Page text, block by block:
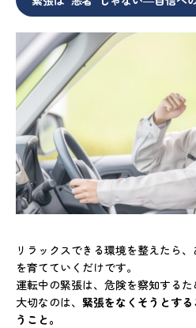
リラックスできる環境を整えたら、
を育てていくだけです。
運転中の緊張は、危険を察知するた
大切なのは、 緊張をなくそうとす
うこと。